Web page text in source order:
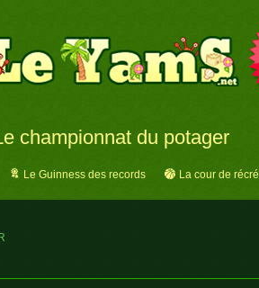
championnat du potager
Le Guinness des records La cour de récré